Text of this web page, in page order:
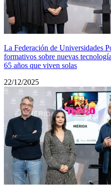
La Federación de Universidades
formativos sobre nuevas
65 años que viven solas
22/12/2025